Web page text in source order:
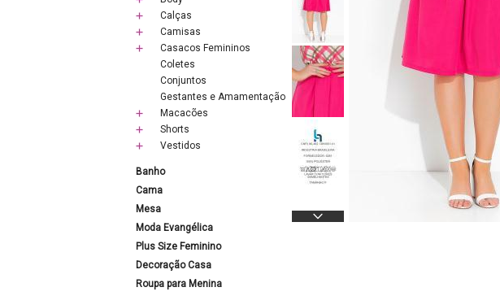
Calças
Camisas
Casacos Femininos
Coletes
Conjuntos
Gestantes e Amamentação
Macacões
Shorts
Vestidos
Banho
Cama
Mesa
Moda Evangélica
Plus Size Feminino
Decoração Casa
Roupa para Menina